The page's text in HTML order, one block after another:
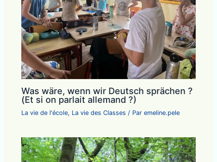
Was wäre, wenn wir Deutsch sprächen ?
(Et si on parlait allemand ?)
La vie de l'école, La vie des Classes / Paremeline.pele